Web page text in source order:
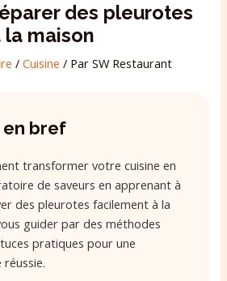
des pleurotes
maison
/Cuisine / ParSW Restaurant
en bref
transformer votre cuisine en
de saveurs en apprenant à
des pleurotes facilement à la
guider par des méthodes
pratiques pour une